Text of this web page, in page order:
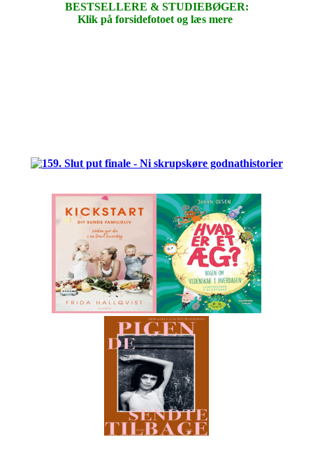
BESTSELLERE & STUDIEBØGER:
Klik på forsidefotoet og læs mere